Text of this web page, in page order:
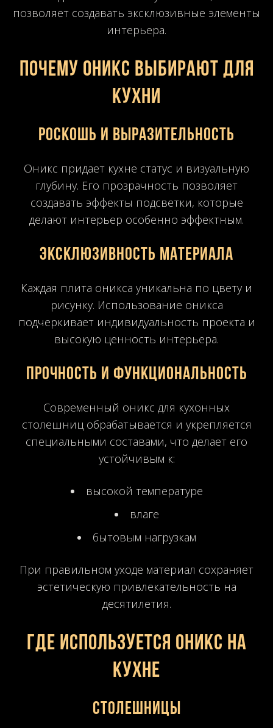
позволяет создавать эксклюзивные элементы
интерьера.
Почему оникс выбирают для
кухни
Роскошь и выразительность
Оникс придает кухне статус и визуальную
глубину. Его прозрачность позволяет
создавать эффекты подсветки, которые
делают интерьер особенно эффектным.
Эксклюзивность материала
Каждая плита оникса уникальна по цвету и
рисунку. Использование оникса
подчеркивает индивидуальность проекта и
высокую ценность интерьера.
Прочность и функциональность
Современный оникс для кухонных
столешниц обрабатывается и укрепляется
специальными составами, что делает его
устойчивым к:
высокой температуре
влаге
бытовым нагрузкам
При правильном уходе материал сохраняет
эстетическую привлекательность на
десятилетия.
Где используется оникс на
кухне
Столешницы